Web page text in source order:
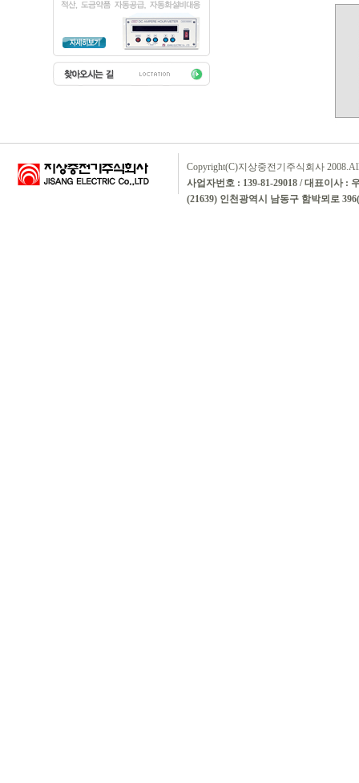
Copyright(C)지상중전기주식회사
사업자번호 : 139-81-29018 / 대표이사 :
(21639) 인천광역시 남동구 함박뫼로